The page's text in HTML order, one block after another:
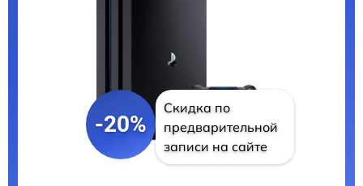
-20%
Скидка по
предварительной
записи на сайте